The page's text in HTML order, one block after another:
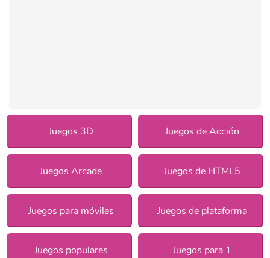
Juegos 3D Juegos de Acción
Juegos Arcade Juegos de HTML5
Juegos para móviles Juegos de plataforma
Juegos populares Juegos para 1